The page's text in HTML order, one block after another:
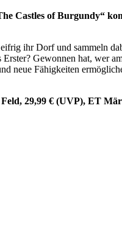
Castles of Burgundy“
ihr Dorf und sammeln
Gewonnen hat, wer
neue Fähigkeiten
29,99 € (UVP), ET